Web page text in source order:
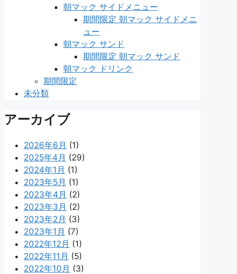
朝マック サイドメニュー
期間限定 朝マック サイドメニ
ュー
朝マック サンド
期間限定 朝マック サンド
朝マック ドリンク
期間限定
未分類
アーカイブ
2026年6月 (1)
2025年4月 (29)
2024年1月 (1)
2023年5月 (1)
2023年4月 (2)
2023年3月 (2)
2023年2月 (3)
2023年1月 (7)
2022年12月 (1)
2022年11月 (5)
2022年10月 (3)